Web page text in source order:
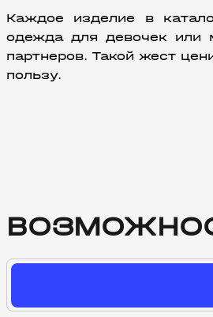
Каждое изделие в
одежда для девочек или
партнеров. Такой жест
пользу.